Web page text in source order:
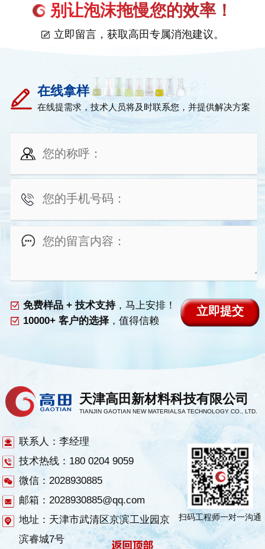
别让泡沫拖慢您的效率！
立即留言，获取高田专属消泡建议。
在线拿样
在线提需求，技术人员将及时联系您，并提供解决方案
免费样品 + 技术支持，马上安排！
10000+ 客户的选择，值得信赖
天津高田新材料科技有限公司
TIANJIN GAOTIAN NEW MATERIALSA TECHNOLOGY CO., LTD.
联系人：李经理
技术热线：180 0204 9059
微信：2028930885
邮箱：2028930885@qq.com
地址：天津市武清区京滨工业园京
滨睿城7号
扫码工程师一对一沟通